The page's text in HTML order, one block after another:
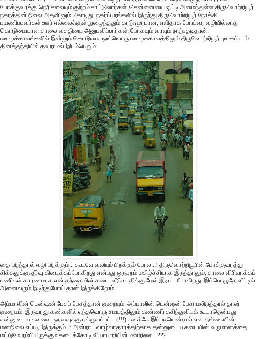
போக்குவரத்து நெரிசலையும் குற்றம் சாட்டுவார்கள். சென்னையை ஒட்டி அமைந்துள்ள திருவொற்றியூர்
நகரத்தின் நிலை அதனினும் கொடிது. நகர்ப்புறங்களில் இருந்து திருவொற்றியூர் நோக்கி
பயணிப்பவர்கள் ஊர் எல்லைக்குள் நுழைந்ததும் கரடு முரடான, எளிதாக போய்வர வழியில்லாத
கொடுமையான சாலை வசதியை அனுபவிப்பார்கள். போகவும் வரவும் நாற்பதடிதான்.
மழைக்காலங்களில் இன்னும் கொடுமை. ஒவ்வொரு மழைக்காலத்திலும் திருவொற்றியூர் புகைப்படம்
தினத்தந்தியில் தவறாமல் இடம்பெறும்.
தை பிறந்தால் வழி பிறக்கும்... கூடவே வலியும் பிறக்கும் போல...! திருவொற்றியூரின் போக்குவரத்து
சிக்கலுக்கு தீர்வு கிடைக்கப்போகிறது என்பது ஒருபுறம் மகிழ்ச்சியாக இருந்தாலும், சாலை விரிவாக்கப்
பணிகள் காரணமாக என் தந்தையின் கடை, வீடு பாதிக்கு மேல் இடிபட போகிறது. இப்பொழுதே வீட்டில்
அனைவரும் இடிந்துபோய் தான் இருக்கிறோம்.
அம்மாவின் டென்ஷன் பேசப் பேசத்தான் குறையும். அப்பாவின் டென்ஷன் பேசாமலிருந்தால் தான்
குறையும். இருவரது கண்களில் எந்தவொரு சமயத்திலும் கண்ணீர் கசிந்துவிடக் கூடாதென்பது
என்னுடைய கவலை. ஓரளவுக்கு பக்குவப்பட்ட (!!!) எனக்கே இப்படியென்றால் என் தங்கையின்
மனநிலை எப்படி இருக்கும்..? அன்றாட வாழ்வாதாரத்திற்காக தன்னுடைய கடையின் வருமானத்தை
மட்டுமே நம்பியிருக்கும் கடைக்கோடி வியாபாரியின் மனநிலை...???